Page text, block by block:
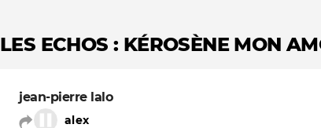
LES ECHOS : KÉROSÈNE MON
jean-pierre lalo
alex